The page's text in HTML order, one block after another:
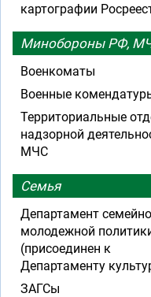
картографии
Минобороны РФ,
Военкоматы
Военные
Территориальные
надзорной
МЧС
Семья
Департамент
молодежной
(присоединен к
Департаменту
ЗАГСы